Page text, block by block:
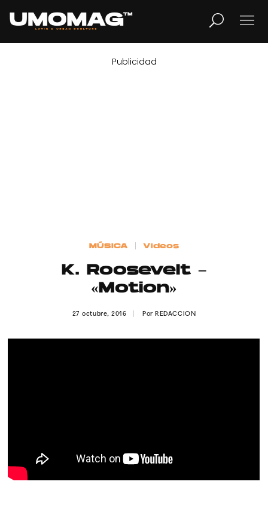
LIFESTYLE
Publicidad
MÚSICA Videos
K. Roosevelt –
«Motion»
27 octubre, 2016 PorREDACCION